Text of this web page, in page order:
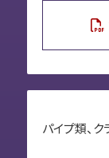
パイプ類、